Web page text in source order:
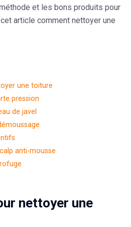
et les bons produits pour
article comment nettoyer une
une toiture
pression
de javel
anti-mousse
nettoyer une